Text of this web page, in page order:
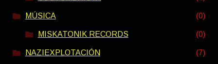
MÚSICA (0)
MISKATONIK RECORDS (0)
NAZIEXPLOTACIÓN (7)